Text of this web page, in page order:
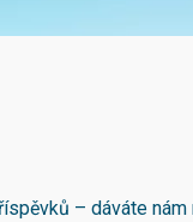
– dáváte